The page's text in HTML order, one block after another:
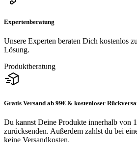
Expertenberatung
Unsere Experten beraten Dich kostenlos
Lösung.
Produktberatung
Gratis Versand ab 99€ & kostenloser
Du kannst Deine Produkte innerhalb von
zurücksenden. Außerdem zahlst du bei
keine Versandkosten.